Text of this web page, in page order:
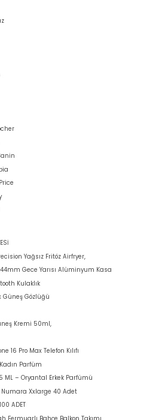
Yağsız Fritöz Airfryer,
Gece Yarısı Alüminyum Kasa
Kulaklık
Güneş Gözlüğü
Kremi 50ml,
16 Pro Max Telefon Kılıfı
Parfüm
ML – Oryantal Erkek Parfümü
Numara Xxlarge 40 Adet
ADET
Fermuarlı Bahçe Balkon Takımı